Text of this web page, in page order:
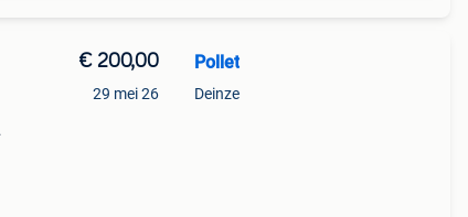
€ 200,00
29 mei 26
Pollet
Deinze